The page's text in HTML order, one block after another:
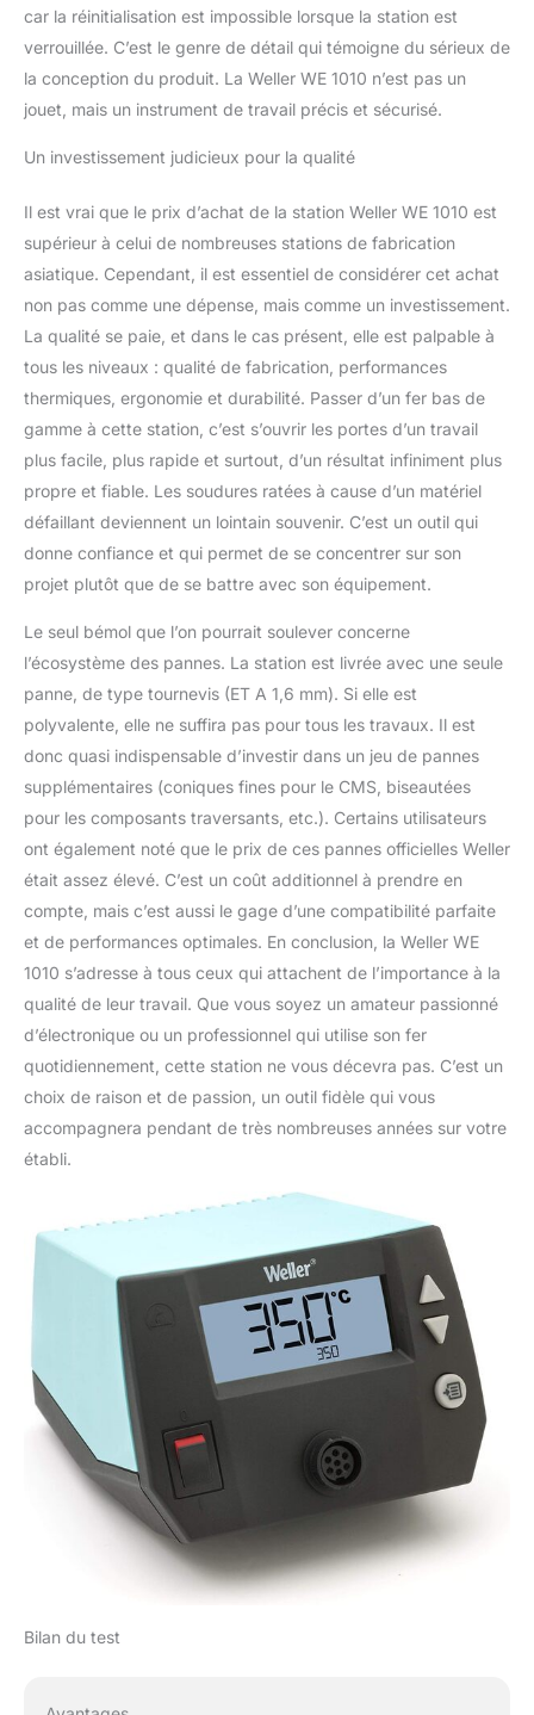
car la réinitialisation est impossible lorsque la station est
verrouillée. C’est le genre de détail qui témoigne du sérieux de
la conception du produit. La Weller WE 1010 n’est pas un
jouet, mais un instrument de travail précis et sécurisé.
Un investissement judicieux pour la qualité
Il est vrai que le prix d’achat de la station Weller WE 1010 est
supérieur à celui de nombreuses stations de fabrication
asiatique. Cependant, il est essentiel de considérer cet achat
non pas comme une dépense, mais comme un investissement.
La qualité se paie, et dans le cas présent, elle est palpable à
tous les niveaux : qualité de fabrication, performances
thermiques, ergonomie et durabilité. Passer d’un fer bas de
gamme à cette station, c’est s’ouvrir les portes d’un travail
plus facile, plus rapide et surtout, d’un résultat infiniment plus
propre et fiable. Les soudures ratées à cause d’un matériel
défaillant deviennent un lointain souvenir. C’est un outil qui
donne confiance et qui permet de se concentrer sur son
projet plutôt que de se battre avec son équipement.
Le seul bémol que l’on pourrait soulever concerne
l’écosystème des pannes. La station est livrée avec une seule
panne, de type tournevis (ET A 1,6 mm). Si elle est
polyvalente, elle ne suffira pas pour tous les travaux. Il est
donc quasi indispensable d’investir dans un jeu de pannes
supplémentaires (coniques fines pour le CMS, biseautées
pour les composants traversants, etc.). Certains utilisateurs
ont également noté que le prix de ces pannes officielles Weller
était assez élevé. C’est un coût additionnel à prendre en
compte, mais c’est aussi le gage d’une compatibilité parfaite
et de performances optimales. En conclusion, la Weller WE
1010 s’adresse à tous ceux qui attachent de l’importance à la
qualité de leur travail. Que vous soyez un amateur passionné
d’électronique ou un professionnel qui utilise son fer
quotidiennement, cette station ne vous décevra pas. C’est un
choix de raison et de passion, un outil fidèle qui vous
accompagnera pendant de très nombreuses années sur votre
établi.
Bilan du test